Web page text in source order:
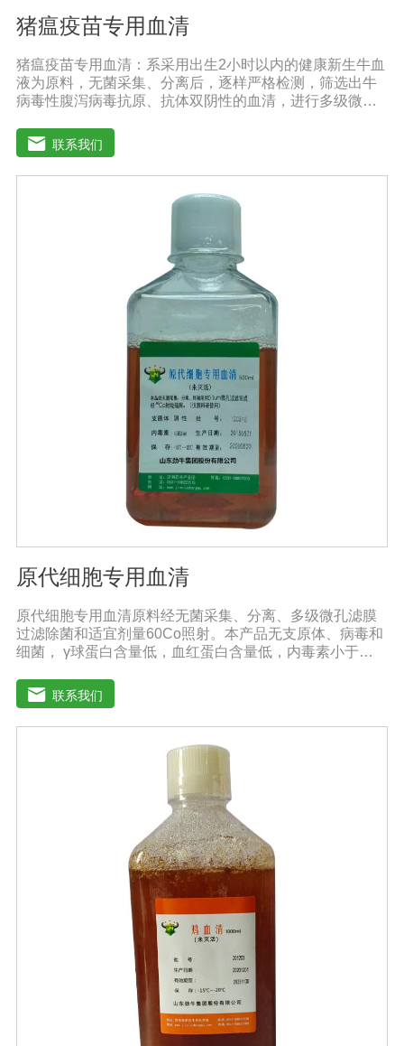
猪瘟疫苗专用血清
猪瘟疫苗专用血清：系采用出生2小时以内的健康新生牛血
液为原料，无菌采集、分离后，逐样严格检测，筛选出牛
病毒性腹泻病毒抗原、抗体双阴性的血清，进行多级微孔
毒和细菌， γ球蛋白含量低，血红蛋白含量低，内毒素小于
5EU/ml，具有良好的促进细胞增殖作用。适用于多种细胞
株的培养、扩增及单克隆抗体的制备和疫苗（尤其是猪瘟
疫苗）的研制及生产。质量标准：符合《中华人民共和国
药典》2020版、《中华人民共和国兽药典》2020版质量标
意事项：解冻：采用逐步解冻法（ -20℃→2-8℃→ 室
温），可减少沉淀的产生使血清质量不会受到影响。
联系我们
原代细胞专用血清
原代细胞专用血清原料经无菌采集、分离、多级微孔滤膜
过滤除菌和适宜剂量60Co照射。本产品无支原体、病毒和
细菌， γ球蛋白含量低，血红蛋白含量低，内毒素小于
的培养。质量标准：符合《中华人民共和国兽药典》2020
版质量标准。规格：100ml/瓶、250ml/瓶、500ml/瓶保
存：-15℃―-20℃有效期：5年注意事项：1、解冻：采用
逐步解冻法（ -20℃→2-8℃→ 室温），可减少沉淀的产生
使血清质量不会受到影响。
联系我们